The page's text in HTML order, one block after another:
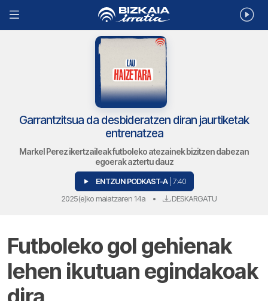
Garrantzitsua da desbideratzen diran jaurtiketak
entrenatzea
Markel Perez ikertzaileak futboleko atezainek bizitzen dabezan
egoerak aztertu dauz
ENTZUN PODKAST-A | 7:40
2025(e)ko maiatzaren 14a • DESKARGATU
Futboleko gol gehienak
lehen ikutuan egindakoak